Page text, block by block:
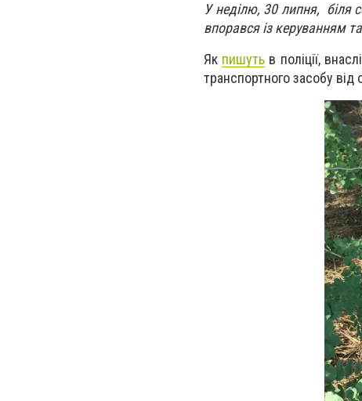
У неділю, 30 липня, біля
впорався із керуванням
Як пишуть в поліції,
транспортного засобу від